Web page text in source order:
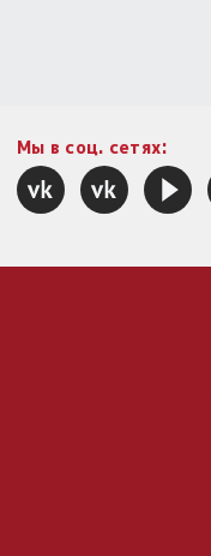
Мы в соц. сетях: